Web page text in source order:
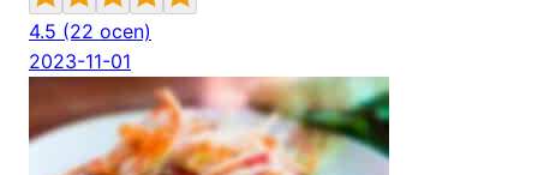
4.5 (22 ocen)
2023-11-01